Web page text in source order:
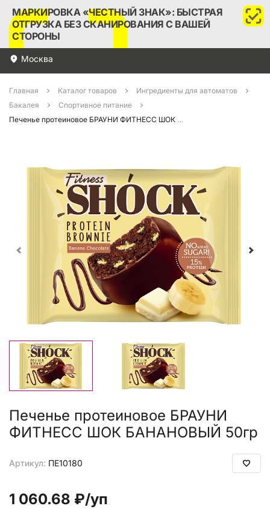
МАРКИРОВКА «ЧЕСТНЫЙ ЗНАК»: БЫСТРАЯ
ОТГРУЗКА БЕЗ СКАНИРОВАНИЯ С ВАШЕЙ
СТОРОНЫ
Москва
Главная Каталог товаров
Ингредиенты для автоматов
Бакалея
Спортивное питание
Печенье протеиновое БРАУНИ ФИТНЕСС ШОК БАНАНОВЫЙ 50гр
Артикул: ПЕ10180
Печенье протеиновое БРАУНИ
ФИТНЕСС ШОК БАНАНОВЫЙ 50гр
1 060.68 ₽/уп